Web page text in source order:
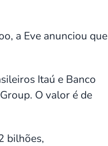
a Eve anunciou que
Itaú e Banco
O valor é de
bilhões,